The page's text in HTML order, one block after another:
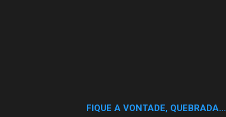
FIQUE A VONTADE, QUEBRADA...